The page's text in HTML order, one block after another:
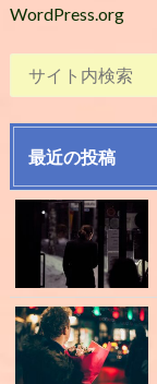
WordPress.org
最近の投稿